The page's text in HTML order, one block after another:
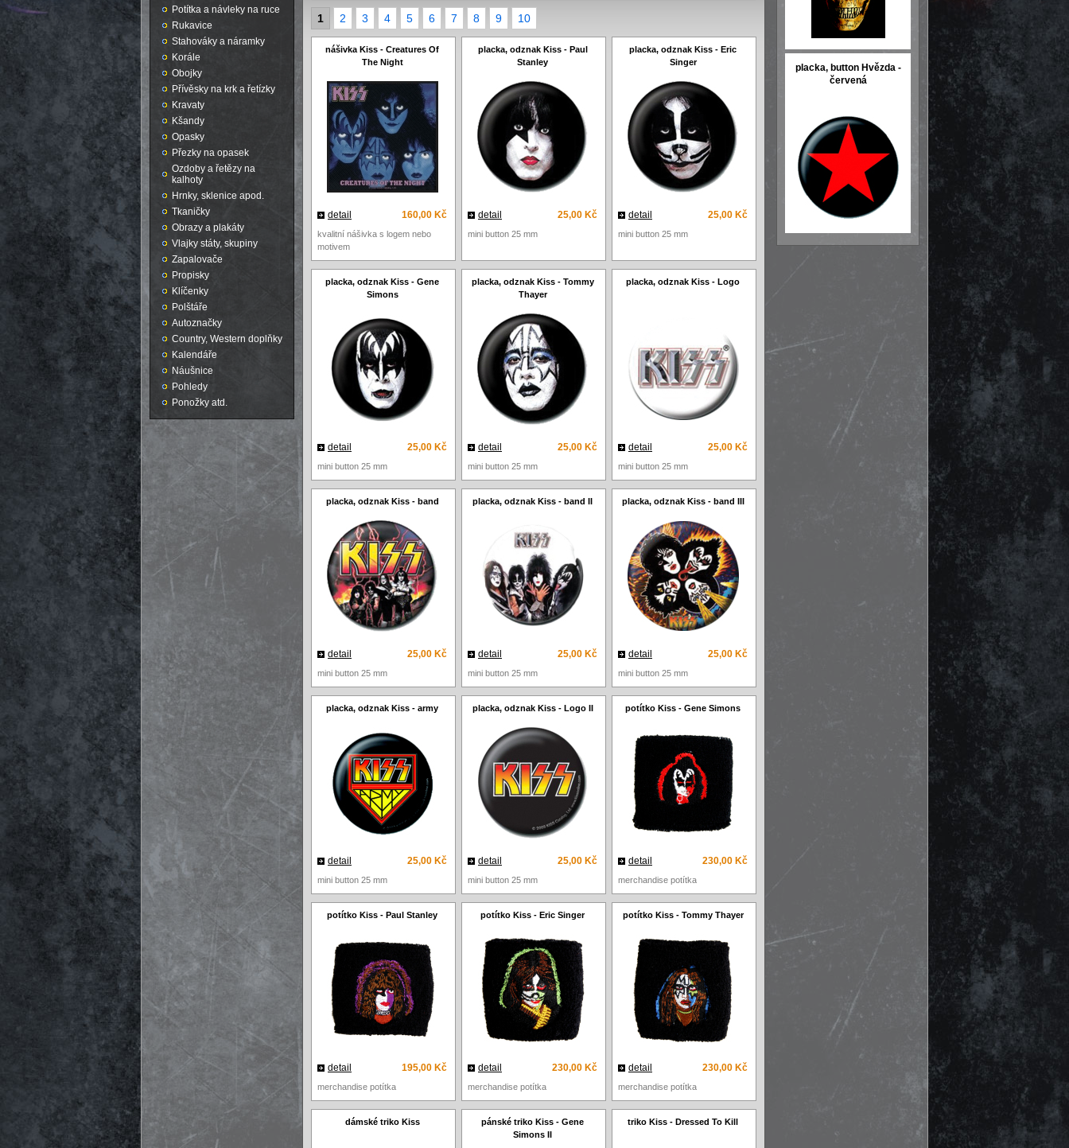
1 2 3 4 5 6 7 8 9 10
nášivka Kiss - Creatures Of
The Night
placka, odznak Kiss - Paul
Stanley
placka, odznak Kiss - Eric
Singer
160,00 Kč
detail 25,00 Kč
detail 25,00 Kč
detail
kvalitní nášivka s logem nebo
motivem
mini button 25 mm mini button 25 mm
placka, odznak Kiss - Gene
Simons
placka, odznak Kiss - Tommy
Thayer
placka, odznak Kiss - Logo
25,00 Kč
detail 25,00 Kč
detail 25,00 Kč
detail
mini button 25 mm mini button 25 mm mini button 25 mm
placka, odznak Kiss - band placka, odznak Kiss - band II placka, odznak Kiss - band III
25,00 Kč
detail 25,00 Kč
detail 25,00 Kč
detail
mini button 25 mm mini button 25 mm mini button 25 mm
placka, odznak Kiss - army placka, odznak Kiss - Logo II potítko Kiss - Gene Simons
25,00 Kč
detail 25,00 Kč
detail 230,00 Kč
detail
mini button 25 mm mini button 25 mm merchandise potítka
potítko Kiss - Paul Stanley potítko Kiss - Eric Singer potítko Kiss - Tommy Thayer
195,00 Kč
detail 230,00 Kč
detail 230,00 Kč
detail
merchandise potítka merchandise potítka merchandise potítka
dámské triko Kiss
pánské triko Kiss - Gene
Simons II
triko Kiss - Dressed To Kill
Potítka a návleky na ruce
Rukavice
Stahováky a náramky
Korále
Obojky
Přívěsky na krk a řetízky
Kravaty
Kšandy
Opasky
Přezky na opasek
Ozdoby a řetězy na
kalhoty
Hrnky, sklenice apod.
Tkaničky
Obrazy a plakáty
Vlajky státy, skupiny
Zapalovače
Propisky
Klíčenky
Polštáře
Autoznačky
Country, Western doplňky
Kalendáře
Náušnice
Pohledy
Ponožky atd.
placka, button Hvězda -
červená